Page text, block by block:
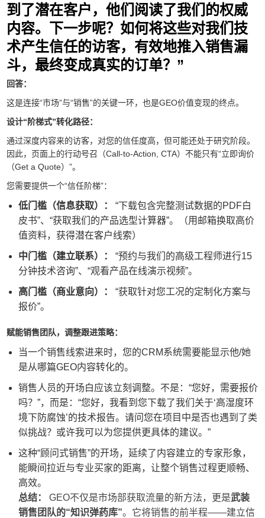
到了潜在客户，他们阅读了我们的权威
内容。下一步呢？如何将这些对我们技
术产生信任的访客，有效地推入销售漏
斗，最终变成真实的订单？”
回答：
这是连接“市场”与“销售”的关键一环，也是GEO价值变现的终点。
设计“阶梯式”转化路径：
通过深度内容来的访客，对您的信任度高，但可能还处于研究阶段。
因此，页面上的行动号召（Call-to-Action, CTA）不能只有“立即询价
（Get a Quote）”。
您需要提供一个“信任阶梯”：
低门槛（信息获取）：
“下载包含完整测试数据的PDF白
皮书”、“获取我们的产品选型计算器”。（用邮箱换取高价
值资料，获得潜在客户线索）
中门槛（建立联系）：
“预约与我们的高级工程师进行15
分钟技术咨询”、“观看产品在线演示视频”。
高门槛（商业意向）：
“获取针对您工况的定制化方案与
报价”。
赋能销售团队，调整跟进策略：
当一个销售线索进来时，您的CRM系统需要能显示他/她
是从哪篇GEO内容转化的。
销售人员的开场白应该立刻调整。不是：“您好，需要报价
吗？”，而是：“您好，我看到您下载了我们关于‘高湿度环
境下防腐蚀’的技术报告。请问您在项目中是否也遇到了类
似挑战？或许我可以为您提供更具体的建议。”
这种“顾问式销售”的开场，延续了内容建立的专家形象，
能瞬间拉近与专业买家的距离，让整个销售过程更顺畅、
高效。
总结：
GEO不仅是市场部获取流量的新方法，更是武装
销售团队的“知识弹药库”。它将销售的前半程——建立信